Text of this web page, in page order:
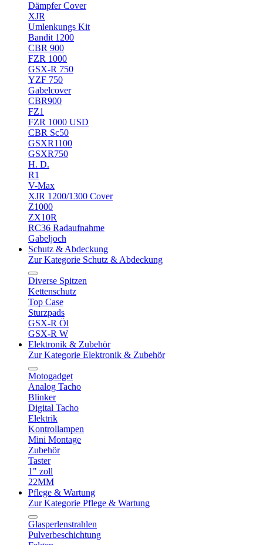
Dämpfer Cover
XJR
Umlenkungs Kit
Bandit 1200
CBR 900
FZR 1000
GSX-R 750
YZF 750
Gabelcover
CBR900
FZ1
FZR 1000 USD
CBR Sc50
GSXR1100
GSXR750
H. D.
R1
V-Max
XJR 1200/1300 Cover
Z1000
ZX10R
RC36 Radaufnahme
Gabeljoch
Schutz & Abdeckung
Zur Kategorie Schutz & Abdeckung
Diverse Spitzen
Kettenschutz
Top Case
Sturzpads
GSX-R Öl
GSX-R W
Elektronik & Zubehör
Zur Kategorie Elektronik & Zubehör
Motogadget
Analog Tacho
Blinker
Digital Tacho
Elektrik
Kontrollampen
Mini Montage
Zubehör
Taster
1" zoll
22MM
Pflege & Wartung
Zur Kategorie Pflege & Wartung
Glasperlenstrahlen
Pulverbeschichtung